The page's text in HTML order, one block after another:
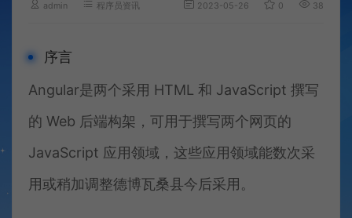
admin 程序员资讯 2023-05-26 0 387
序言
Angular是两个采用 HTML 和 JavaScript 撰写
的 Web 后端构架，可用于撰写两个网页的
JavaScript 应用领域，这些应用领域能数次采
用或稍加调整德博瓦桑县今后采用。